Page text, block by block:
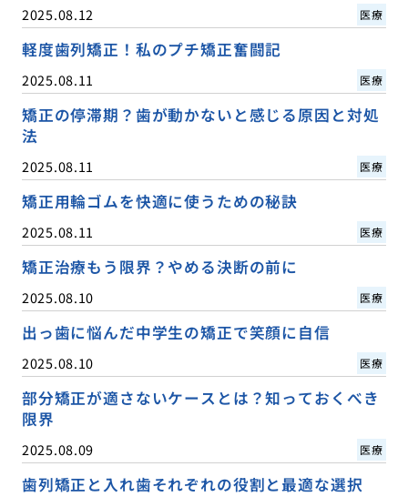
2025.08.12 医療
軽度歯列矯正！私のプチ矯正奮闘記
2025.08.11 医療
矯正の停滞期？歯が動かないと感じる原因と対処
法
2025.08.11 医療
矯正用輪ゴムを快適に使うための秘訣
2025.08.11 医療
矯正治療もう限界？やめる決断の前に
2025.08.10 医療
出っ歯に悩んだ中学生の矯正で笑顔に自信
2025.08.10 医療
部分矯正が適さないケースとは？知っておくべき
限界
2025.08.09 医療
歯列矯正と入れ歯それぞれの役割と最適な選択